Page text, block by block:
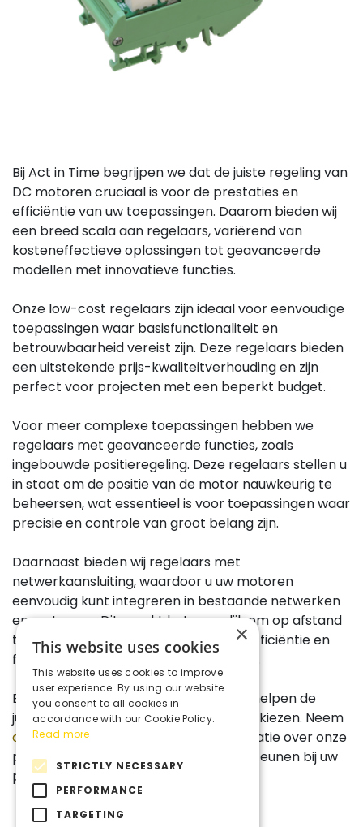
Bij Act in Time begrijpen we dat de juiste regeling van
DC motoren cruciaal is voor de prestaties en
efficiëntie van uw toepassingen. Daarom bieden wij
een breed scala aan regelaars, variërend van
kosteneffectieve oplossingen tot geavanceerde
modellen met innovatieve functies.
Onze low-cost regelaars zijn ideaal voor eenvoudige
toepassingen waar basisfunctionaliteit en
betrouwbaarheid vereist zijn. Deze regelaars bieden
een uitstekende prijs-kwaliteitverhouding en zijn
perfect voor projecten met een beperkt budget.
Voor meer complexe toepassingen hebben we
regelaars met geavanceerde functies, zoals
ingebouwde positieregeling. Deze regelaars stellen u
in staat om de positie van de motor nauwkeurig te
beheersen, wat essentieel is voor toepassingen waar
precisie en controle van groot belang zijn.
Daarnaast bieden wij regelaars met
netwerkaansluiting, waardoor u uw motoren
eenvoudig kunt integreren in bestaande netwerken
en systemen. Dit maakt het mogelijk om op afstand
te monitoren en te besturen, wat de efficiëntie en
flexibiliteit van uw processen verhoogt.
Bij Act in Time staan we klaar om u te helpen de
juiste regelaar voor uw DC motoren te kiezen. Neem
contactmet ons op voor meer informatie over onze
producten en hoe wij u kunnen ondersteunen bij uw
projecten.
×
This website uses cookies
This website uses cookies to improve
user experience. By using our website
you consent to all cookies in
accordance with our Cookie Policy.
Read more
STRICTLY NECESSARY
PERFORMANCE
TARGETING